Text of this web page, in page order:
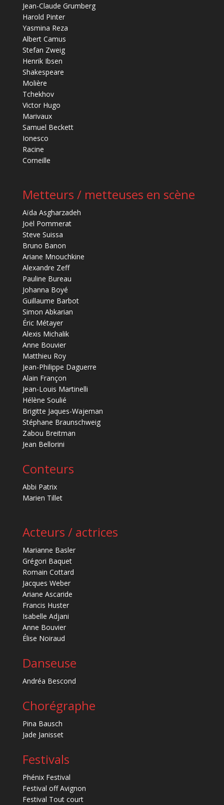
Jean-Claude Grumberg
Harold Pinter
Yasmina Reza
Albert Camus
Stefan Zweig
Henrik Ibsen
Shakespeare
Molière
Tchekhov
Victor Hugo
Marivaux
Samuel Beckett
Ionesco
Racine
Corneille
Metteurs / metteuses en scène
Aïda Asgharzadeh
Joël Pommerat
Steve Suissa
Bruno Banon
Ariane Mnouchkine
Alexandre Zeff
Pauline Bureau
Johanna Boyé
Guillaume Barbot
Simon Abkarian
Éric Métayer
Alexis Michalik
Anne Bouvier
Matthieu Roy
Jean-Philippe Daguerre
Alain Françon
Jean-Louis Martinelli
Hélène Soulié
Brigitte Jaques-Wajeman
Stéphane Braunschweig
Zabou Breitman
Jean Bellorini
Conteurs
Abbi Patrix
Marien Tillet
Acteurs / actrices
Marianne Basler
Grégori Baquet
Romain Cottard
Jacques Weber
Ariane Ascaride
Francis Huster
Isabelle Adjani
Anne Bouvier
Élise Noiraud
Danseuse
Andréa Bescond
Chorégraphe
Pina Bausch
Jade Janisset
Festivals
Phénix Festival
Festival off Avignon
Festival Tout court